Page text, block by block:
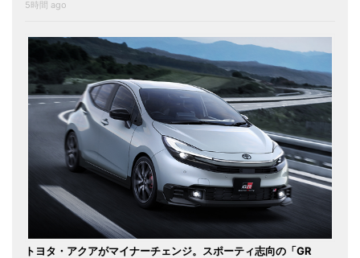
5時間 ago
トヨタ・アクアがマイナーチェンジ。スポーティ志向の「GR